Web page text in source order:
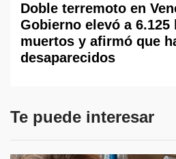
Doble terremoto en
Gobierno elevó a 6.125
muertos y afirmó que
desaparecidos
Te puede interesar